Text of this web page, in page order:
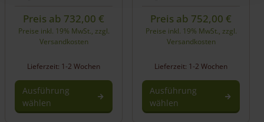
Preis ab 732,00 €
Preise inkl. 19% MwSt., zzgl.
Versandkosten
Lieferzeit: 1-2 Wochen
Ausführung
wählen
Preis ab 752,00 €
Preise inkl. 19% MwSt., zzgl.
Versandkosten
Lieferzeit: 1-2 Wochen
Ausführung
wählen